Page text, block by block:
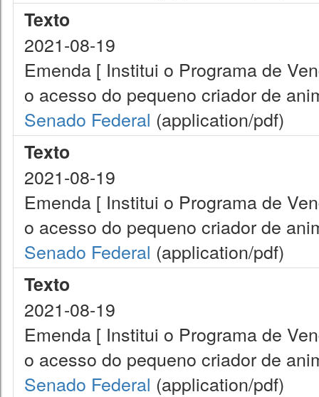
Texto
2021-08-19
Emenda [ Institui o Programa de
o acesso do pequeno criador de
Senado Federal (application/pdf)
Texto
2021-08-19
Emenda [ Institui o Programa de
o acesso do pequeno criador de
Senado Federal (application/pdf)
Texto
2021-08-19
Emenda [ Institui o Programa de
o acesso do pequeno criador de
Senado Federal (application/pdf)